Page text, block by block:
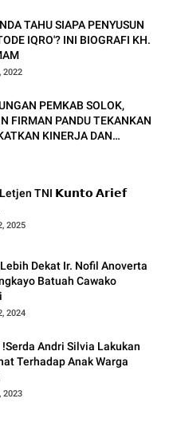
TAHU SIAPA PENYUSUN
IQRO'? INI BIOGRAFI KH.
2022
PEMKAB SOLOK,
FIRMAN PANDU TEKANKAN
KINERJA DAN
MASYARAKAT.
TNI 𝗞𝘂𝗻𝘁𝗼 𝗔𝗿𝗶𝗲𝗳
2025
Dekat Ir. Nofil Anoverta
Batuah Cawako
2024
Andri Silvia Lakukan
Terhadap Anak Warga
2023